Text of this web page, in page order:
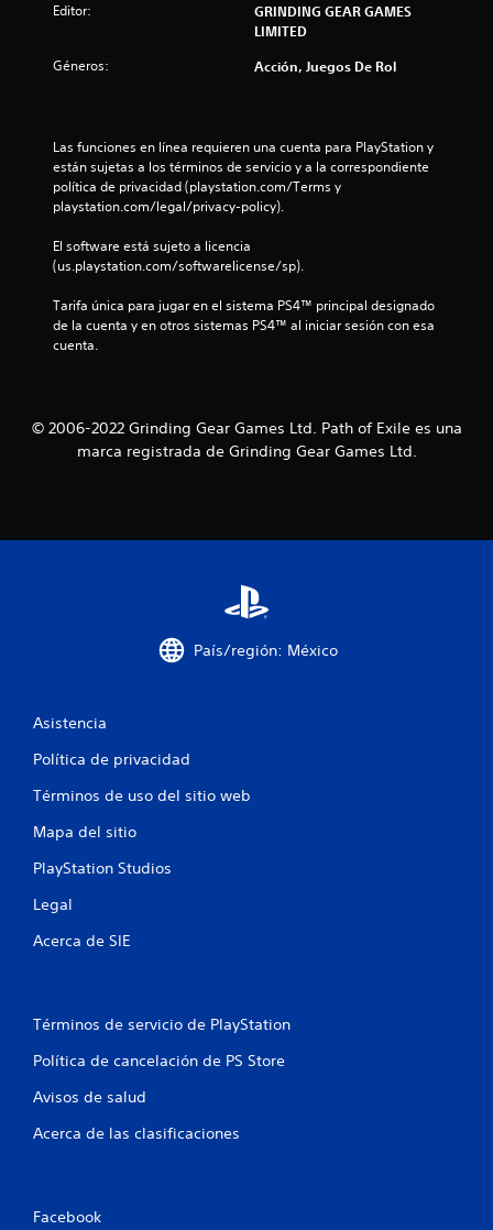
Editor:
GRINDING GEAR GAMES
LIMITED
Géneros: Acción, Juegos De Rol
Las funciones en línea requieren una cuenta para PlayStation y
están sujetas a los términos de servicio y a la correspondiente
política de privacidad (playstation.com/Terms y
playstation.com/legal/privacy-policy).
El software está sujeto a licencia
(us.playstation.com/softwarelicense/sp).
Tarifa única para jugar en el sistema PS4™ principal designado
de la cuenta y en otros sistemas PS4™ al iniciar sesión con esa
cuenta.
© 2006-2022 Grinding Gear Games Ltd. Path of Exile es una
marca registrada de Grinding Gear Games Ltd.
País/región: México
Asistencia
Política de privacidad
Términos de uso del sitio web
Mapa del sitio
PlayStation Studios
Legal
Acerca de SIE
Términos de servicio de PlayStation
Política de cancelación de PS Store
Avisos de salud
Acerca de las clasificaciones
Facebook